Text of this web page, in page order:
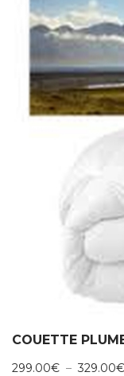
COUETTE
299.00€ – 329.00€